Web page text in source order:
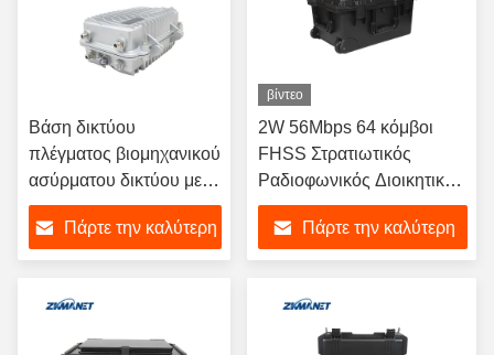
Βάση δικτύου
πλέγματος βιομηχανικού
ασύρματου δικτύου με
διπλή ζώνη
1.4GHz/5.8GHz 90Mbps
και προστασία IP67
Πάρτε την καλύτερη
βίντεο
2W 56Mbps 64 κόμβοι
FHSS Στρατιωτικός
Ραδιοφωνικός Διοικητικός
Σταθμός Βάσης
Πηρακτηριστή με Τριπλή
Οθόνη και λειτουργικό
Πάρτε την καλύτερη